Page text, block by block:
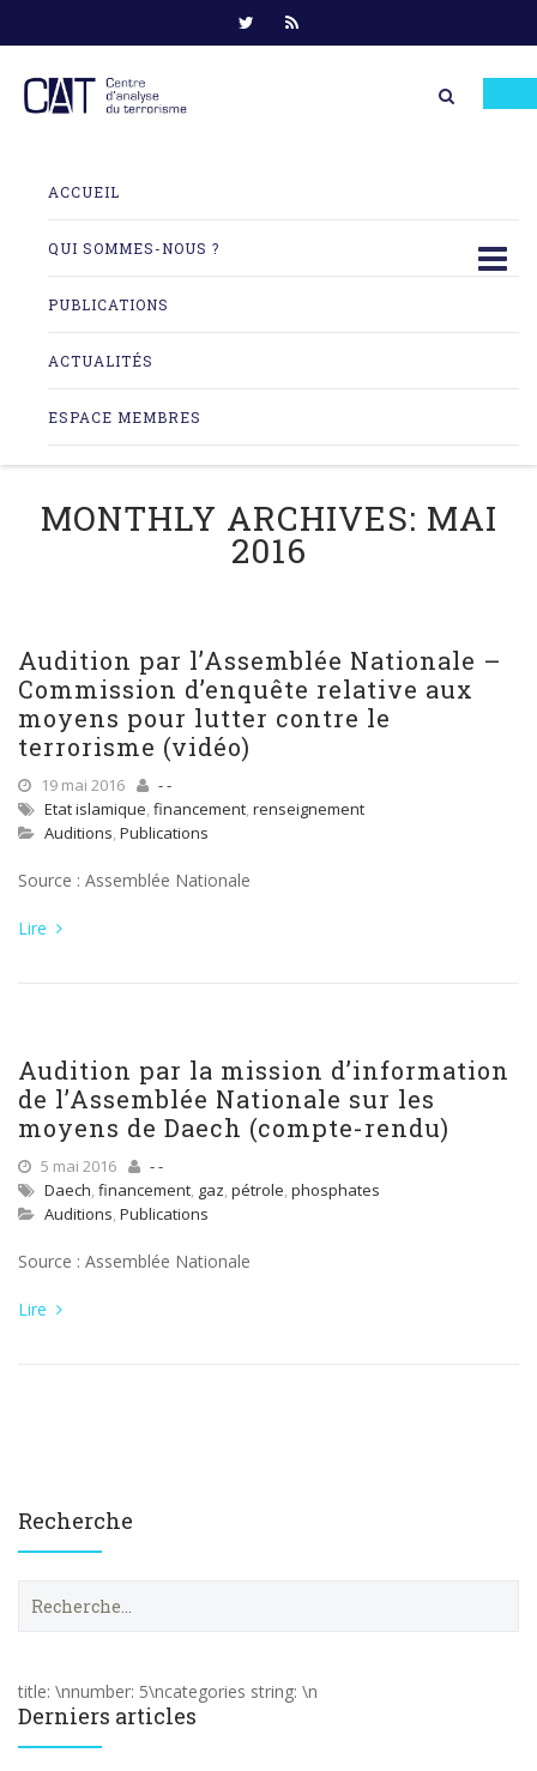
content
ACCUEIL
QUI SOMMES-NOUS ?
PUBLICATIONS
ACTUALITÉS
ESPACE MEMBRES
MONTHLY ARCHIVES: MAI
2016
Audition par l’Assemblée Nationale –
Commission d’enquête relative aux
moyens pour lutter contre le
terrorisme (vidéo)
19 mai 2016
- -
Etat islamique, financement, renseignement
Auditions, Publications
Source : Assemblée Nationale
Lire
Audition par la mission d’information
de l’Assemblée Nationale sur les
moyens de Daech (compte-rendu)
5 mai 2016
- -
Daech, financement, gaz, pétrole, phosphates
Auditions, Publications
Source : Assemblée Nationale
Lire
Recherche
e
r
title: \nnumber: 5\ncategories string: \n
Derniers articles